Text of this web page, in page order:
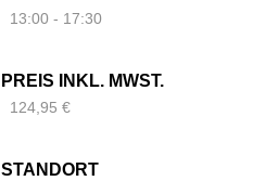
13:00 - 17:30
PREIS INKL. MWST.
124,95 €
STANDORT